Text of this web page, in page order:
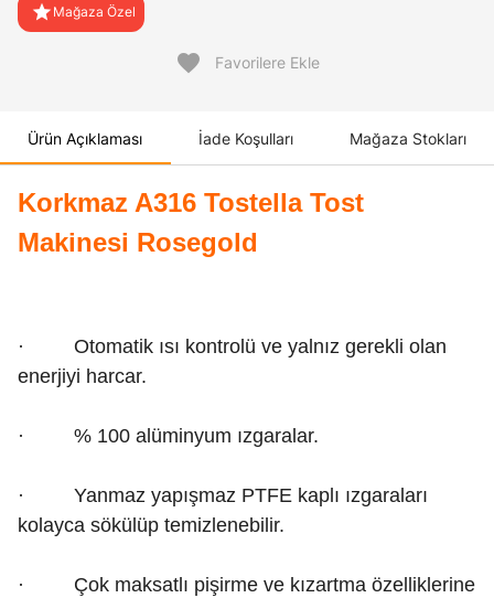
star Mağaza Özel
favorite Favorilere Ekle
Ürün Açıklaması İade Koşulları Mağaza Stokları
Korkmaz A316 Tostella Tost
Makinesi Rosegold
· Otomatik ısı kontrolü ve yalnız gerekli olan
enerjiyi harcar.
· % 100 alüminyum ızgaralar.
· Yanmaz yapışmaz PTFE kaplı ızgaraları
kolayca sökülüp temizlenebilir.
· Çok maksatlı pişirme ve kızartma özelliklerine